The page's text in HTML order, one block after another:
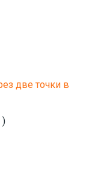
две точки в
)